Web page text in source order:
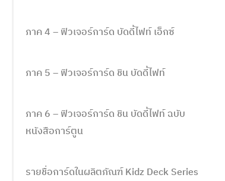
ภาค 4 – ฟิวเจอร์การ์ด บัดดี้ไฟท์ เอ็กซ์
ภาค 5 – ฟิวเจอร์การ์ด ชิน บัดดี้ไฟท์
ภาค 6 – ฟิวเจอร์การ์ด ชิน บัดดี้ไฟท์ ฉบับ
หนังสือการ์ตูน
รายชื่อการ์ดในผลิตภัณฑ์ Kidz Deck Series